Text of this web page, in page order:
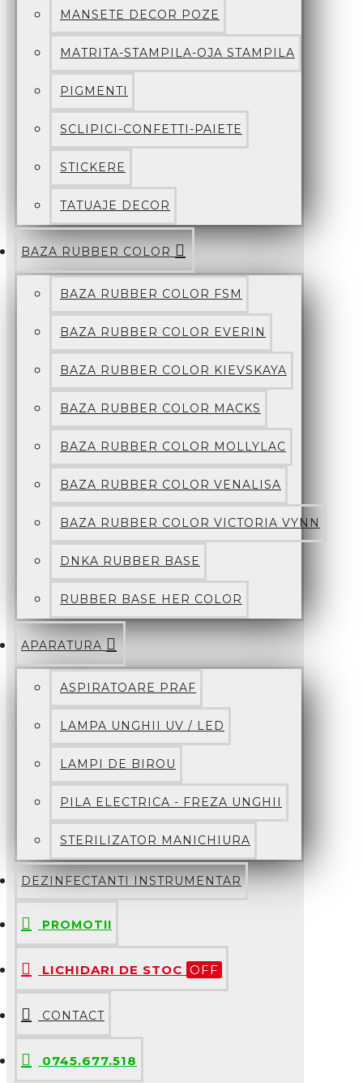
MANSETE DECOR POZE
MATRITA-STAMPILA-OJA STAMPILA
PIGMENTI
SCLIPICI-CONFETTI-PAIETE
STICKERE
TATUAJE DECOR
BAZA RUBBER COLOR
BAZA RUBBER COLOR FSM
BAZA RUBBER COLOR EVERIN
BAZA RUBBER COLOR KIEVSKAYA
BAZA RUBBER COLOR MACKS
BAZA RUBBER COLOR MOLLYLAC
BAZA RUBBER COLOR VENALISA
BAZA RUBBER COLOR VICTORIA VYNN
DNKA RUBBER BASE
RUBBER BASE HER COLOR
APARATURA
ASPIRATOARE PRAF
LAMPA UNGHII UV / LED
LAMPI DE BIROU
PILA ELECTRICA - FREZA UNGHII
STERILIZATOR MANICHIURA
DEZINFECTANTI INSTRUMENTAR
PROMOTII
LICHIDARI DE STOC OFF
CONTACT
0745.677.518